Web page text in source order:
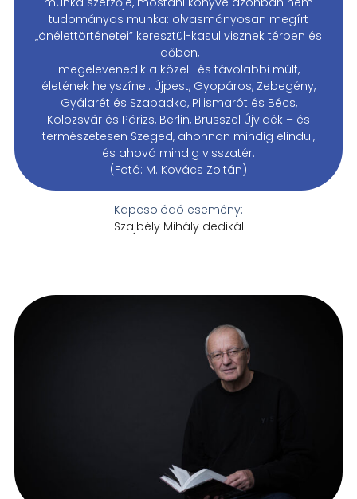
tudományos munka: olvasmányosan megírt
„önélettörténetei” keresztül-kasul visznek térben és
időben,
megelevenedik a közel- és távolabbi múlt,
életének helyszínei: Újpest, Gyopáros, Zebegény,
Gyálarét és Szabadka, Pilismarót és Bécs,
Kolozsvár és Párizs, Berlin, Brüsszel Újvidék – és
természetesen Szeged, ahonnan mindig elindul,
és ahová mindig visszatér.
(Fotó: M. Kovács Zoltán)
Kapcsolódó esemény:
Szajbély Mihály dedikál